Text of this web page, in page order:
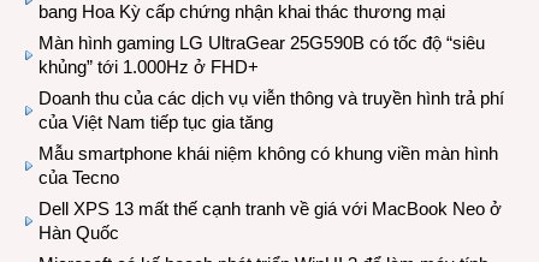
bang Hoa Kỳ cấp chứng nhận khai thác thương mại
Màn hình gaming LG UltraGear 25G590B có tốc độ “siêu
khủng” tới 1.000Hz ở FHD+
Doanh thu của các dịch vụ viễn thông và truyền hình trả phí
của Việt Nam tiếp tục gia tăng
Mẫu smartphone khái niệm không có khung viền màn hình
của Tecno
Dell XPS 13 mất thế cạnh tranh về giá với MacBook Neo ở
Hàn Quốc